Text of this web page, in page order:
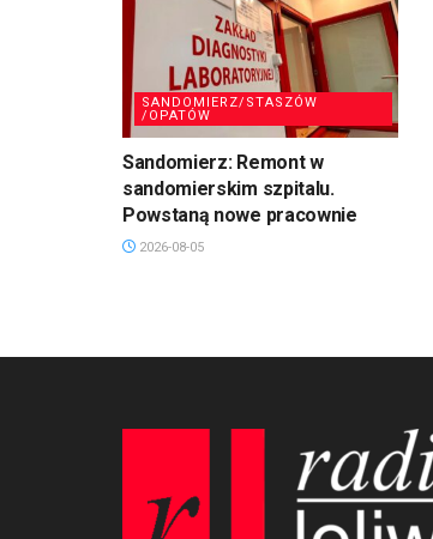
SANDOMIERZ/STASZÓW
/OPATÓW
Sandomierz: Remont w
sandomierskim szpitalu.
Powstaną nowe pracownie
2026-08-05